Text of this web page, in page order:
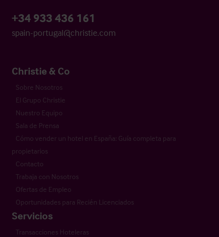
+34 933 436 161
spain-portugal@christie.com
Christie & Co
Sobre Nosotros
El Grupo Christie
Nuestro Equipo
Sala de Prensa
Cómo vender un hotel en España: Guía completa para
propietarios
Contacto
Trabaja con Nosotros
Ofertas de Empleo
Oportunidades para Recién Licenciados
Servicios
Transacciones Hoteleras